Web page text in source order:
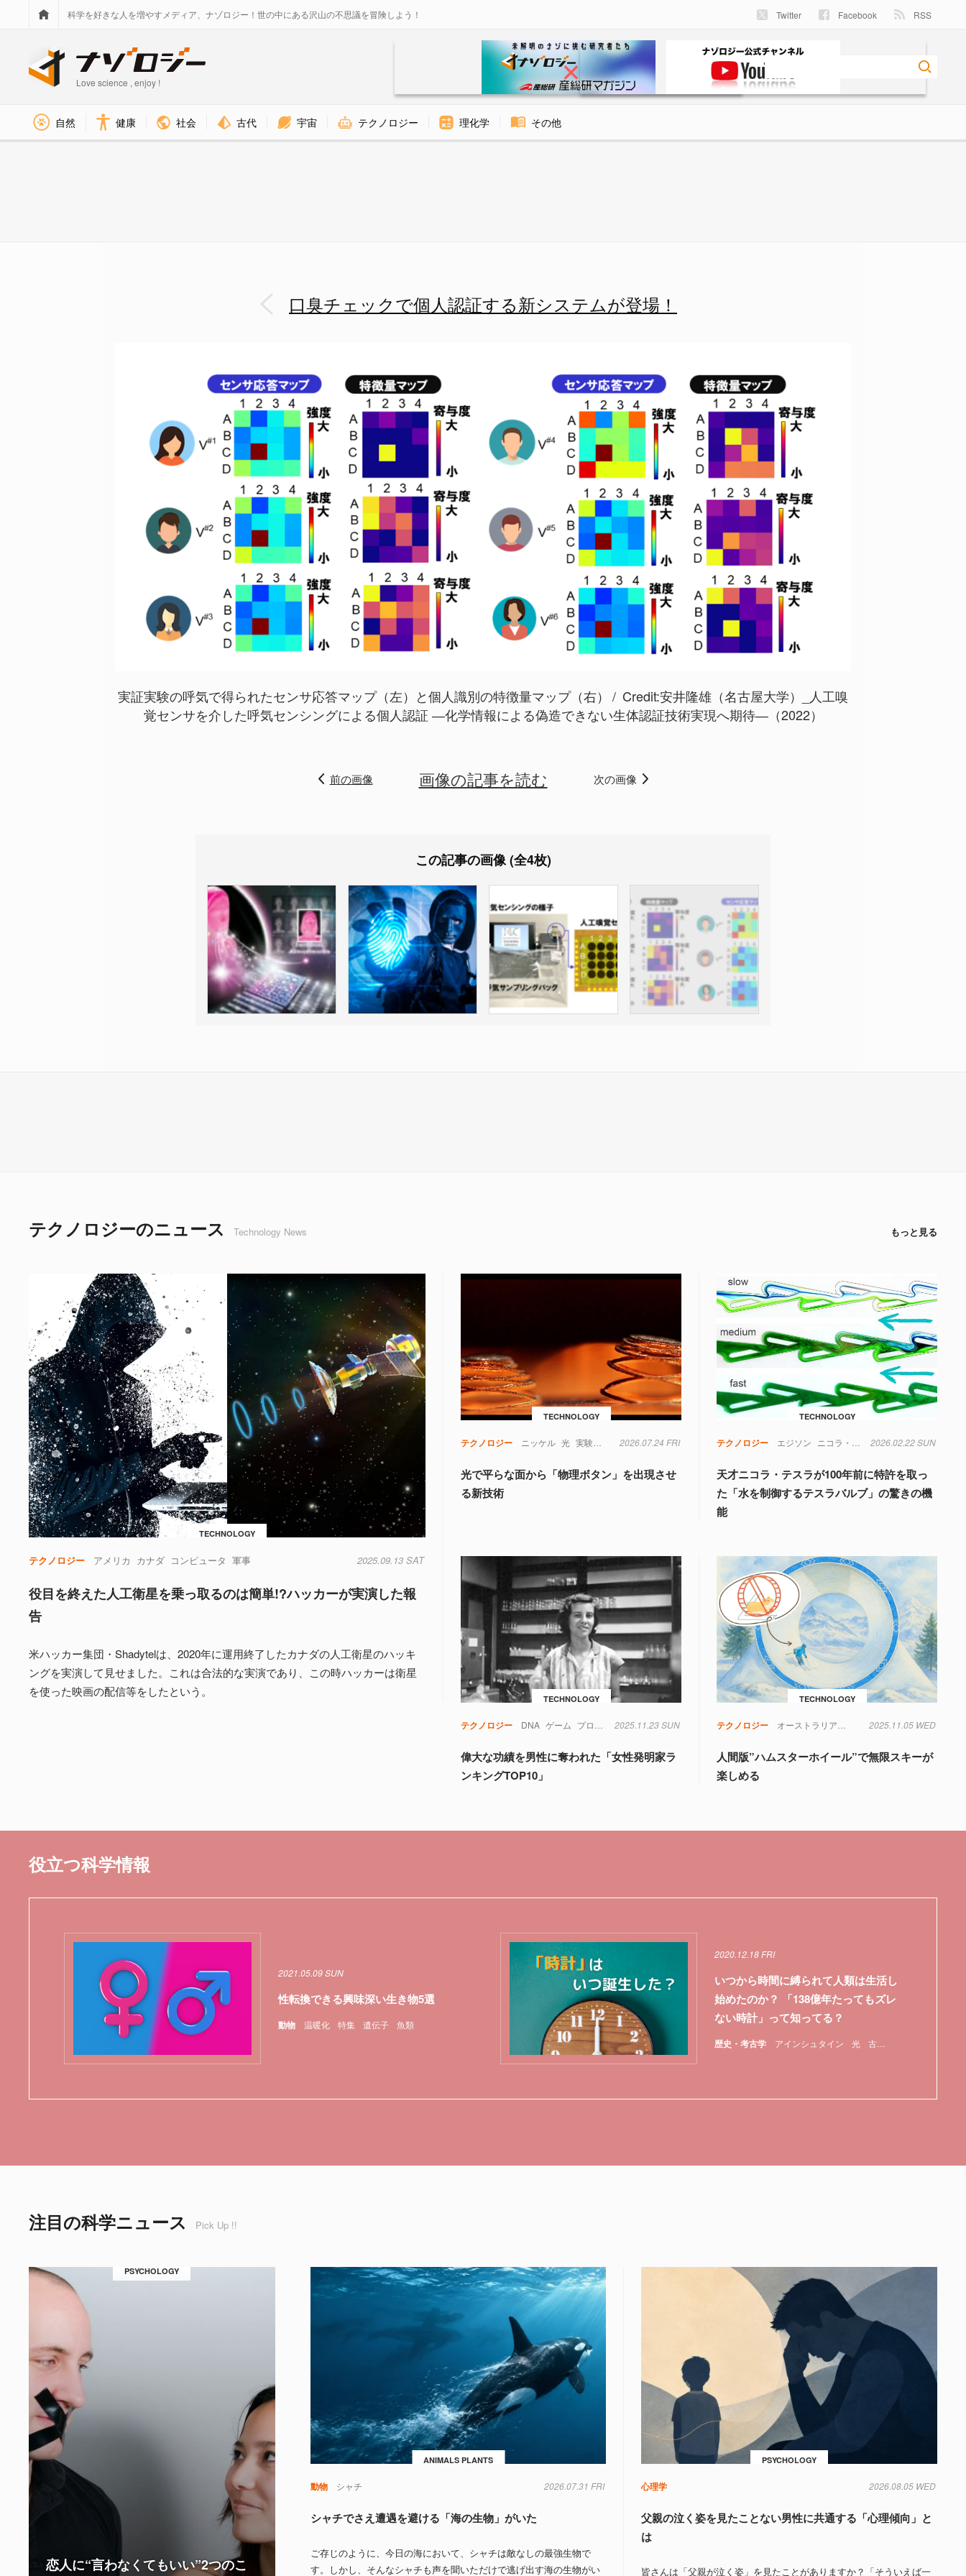
科学を好きな人を増やすメディア、ナゾロジー！世の中にある沢山の不思議を冒険しよう！ Twitter Facebook RSS
Love science , enjoy !
自然 健康 社会 古代 宇宙 テクノロジー 理化学 その他
口臭チェックで個人認証する新システムが登場！
実証実験の呼気で得られたセンサ応答マップ（左）と個人識別の特徴量マップ（右） Credit:安井隆雄（名古屋大学）_人工嗅
覚センサを介した呼気センシングによる個人認証 ―化学情報による偽造できない生体認証技術実現へ期待―（2022）
前の画像 画像の記事を読む 次の画像
この記事の画像 (全4枚)
テクノロジーのニュース Technology News もっと見る
TECHNOLOGY
テクノロジー アメリカ カナダ コンピュータ 軍事 2025.09.13 SAT
役目を終えた人工衛星を乗っ取るのは簡単!?ハッカーが実演した報
告
米ハッカー集団・Shadytelは、2020年に運用終了したカナダの人工衛星のハッキ
ングを実演して見せました。これは合法的な実演であり、この時ハッカーは衛星
を使った映画の配信等をしたという。
TECHNOLOGY
テクノロジー ニッケル 光 実験 記憶
2026.07.24 FRI
光で平らな面から「物理ボタン」を出現させ
る新技術
TECHNOLOGY
テクノロジー エジソン ニコラ・テスラ 天才 実験 水
2026.02.22 SUN
天才ニコラ・テスラが100年前に特許を取っ
た「水を制御するテスラバルブ」の驚きの機
能
TECHNOLOGY
テクノロジー DNA ゲーム プログラミング ボードゲーム ランキング 中国 実験 物理学 第二次世界大戦 菌 鏡
2025.11.23 SUN
偉大な功績を男性に奪われた「女性発明家ラ
ンキングTOP10」
TECHNOLOGY
テクノロジー スポーツ 氷
2025.11.05 WED
人間版”ハムスターホイール”で無限スキーが
楽しめる
役立つ科学情報
動物 温暖化 特集 遺伝子 魚類
2021.05.09 SUN
性転換できる興味深い生き物5選
歴史・考古学 アインシュタイン 光 古代エジプト
2020.12.18 FRI
いつから時間に縛られて人類は生活し
始めたのか？ 「138億年たってもズレ
ない時計」って知ってる？
注目の科学ニュース Pick Up !!
PSYCHOLOGY
恋人に“言わなくてもいい”2つのこ
ANIMALS PLANTS
動物 シャチ 2026.07.31 FRI
シャチでさえ遭遇を避ける「海の生物」がいた
ご存じのように、今日の海において、シャチは敵なしの最強生物で
す。しかし、そんなシャチも声を聞いただけで逃げ出す海の生物がい
PSYCHOLOGY
心理学 2026.08.05 WED
父親の泣く姿を見たことない男性に共通する「心理傾向」と
は
皆さんは「父親が泣く姿」を見たことがありますか？「そういえば一